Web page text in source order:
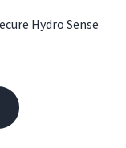
Hydro Sense